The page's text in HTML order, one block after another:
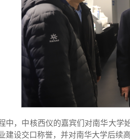
中，中核西仪的嘉宾们对南华大学
建设交口称誉，并对南华大学后续